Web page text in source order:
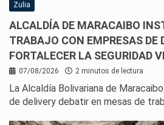
Zulia
ALCALDÍA DE MARACAIBO
TRABAJO CON EMPRESAS DE
FORTALECER LA SEGURIDAD
07/08/2026 2 minutos de lectura
La Alcaldía Bolivariana de
de delivery debatir en mesas de